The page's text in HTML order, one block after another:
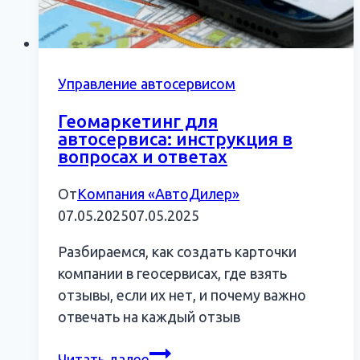
Управление автосервисом
Геомаркетинг для
автосервиса: инструкция в
вопросах и ответах
ОтКомпания «АвтоДилер»
07.05.202507.05.2025
Разбираемся, как создать карточки
компании в геосервисах, где взять
отзывы, если их нет, и почему важно
отвечать на каждый отзыв
Геомаркетинг